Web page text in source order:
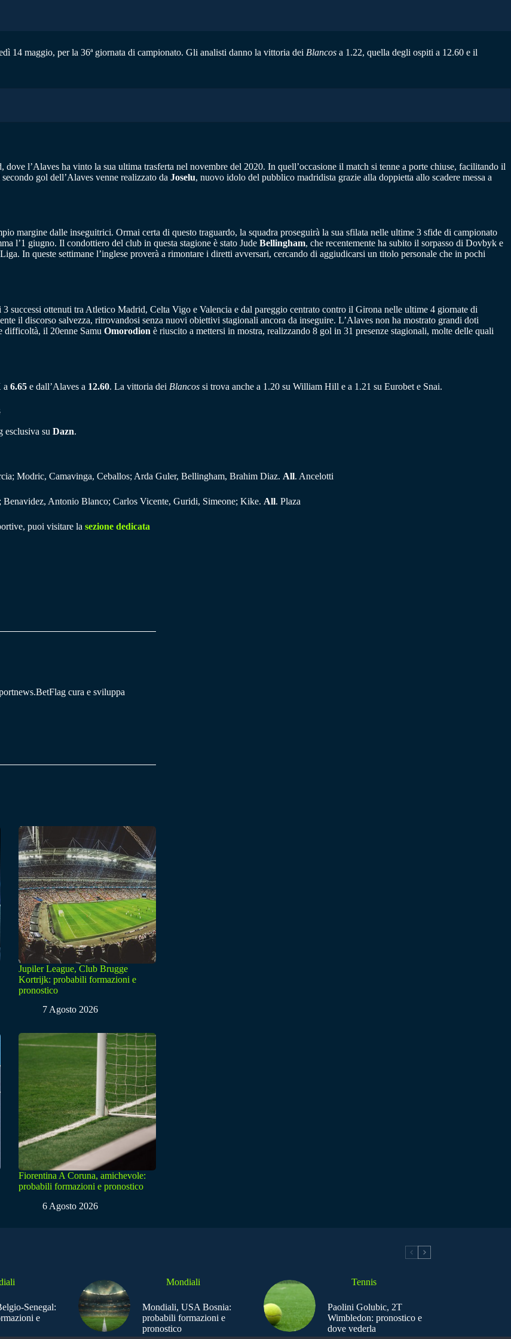
14 maggio, per la 36ª giornata di campionato. Gli analisti danno la vittoria dei Blancos a 1.22, quella degli ospiti a 12.60 e il
dove l’Alaves ha vinto la sua ultima trasferta nel novembre del 2020. In quell’occasione il match si tenne a porte chiuse, facilitando il
gol dell’Alaves venne realizzato da Joselu, nuovo idolo del pubblico madridista grazie alla doppietta allo scadere messa a
margine dalle inseguitrici. Ormai certa di questo traguardo, la squadra proseguirà la sua sfilata nelle ultime 3 sfide di campionato
l’1 giugno. Il condottiero del club in questa stagione è stato Jude Bellingham, che recentemente ha subito il sorpasso di Dovbyk e
In queste settimane l’inglese proverà a rimontare i diretti avversari, cercando di aggiudicarsi un titolo personale che in pochi
successi ottenuti tra Atletico Madrid, Celta Vigo e Valencia e dal pareggio centrato contro il Girona nelle ultime 4 giornate di
il discorso salvezza, ritrovandosi senza nuovi obiettivi stagionali ancora da inseguire. L’Alaves non ha mostrato grandi doti
difficoltà, il 20enne Samu Omorodion è riuscito a mettersi in mostra, realizzando 8 gol in 31 presenze stagionali, molte delle quali
a 6.65 e dall’Alaves a 12.60. La vittoria dei Blancos si trova anche a 1.20 su William Hill e a 1.21 su Eurobet e Snai.
esclusiva su Dazn.
Modric, Camavinga, Ceballos; Arda Guler, Bellingham, Brahim Diaz. All. Ancelotti
Antonio Blanco; Carlos Vicente, Guridi, Simeone; Kike. All. Plaza
puoi visitare la sezione dedicata
cura e sviluppa
Jupiler League, Club Brugge
Kortrijk: probabili formazioni e
pronostico
7 Agosto 2026
Fiorentina A Coruna, amichevole:
probabili formazioni e pronostico
6 Agosto 2026
Senegal:
e
Mondiali
Mondiali, USA Bosnia:
probabili formazioni e
pronostico
Tennis
Paolini Golubic, 2T
Wimbledon: pronostico e
dove vederla